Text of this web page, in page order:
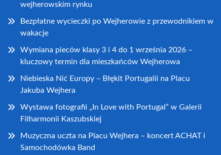
wejherowskim rynku
Bezpłatne wycieczki po Wejherowie z przewodnikiem w
wakacje
Wymiana pieców klasy 3 i 4 do 1 września 2026 –
kluczowy termin dla mieszkańców Wejherowa
Niebieska Nić Europy – Błękit Portugalii na Placu
Jakuba Wejhera
Wystawa fotografii „In Love with Portugal” w Galerii
Filharmonii Kaszubskiej
Muzyczna uczta na Placu Wejhera – koncert ACHAT i
Samochodówka Band